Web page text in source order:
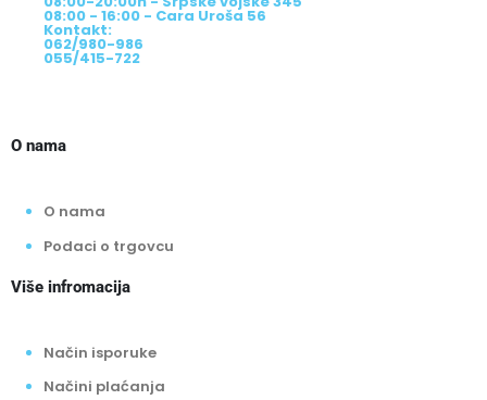
08:00 - 16:00 - Cara Uroša 56
Kontakt:
062/980-986
055/415-722
O nama
O nama
Podaci o trgovcu
Više infromacija
Način isporuke
Načini plaćanja